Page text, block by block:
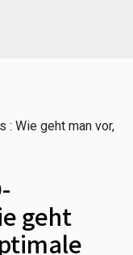
: Wie geht man vor,
geht